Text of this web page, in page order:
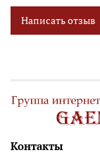
Написать отзыв
Контакты